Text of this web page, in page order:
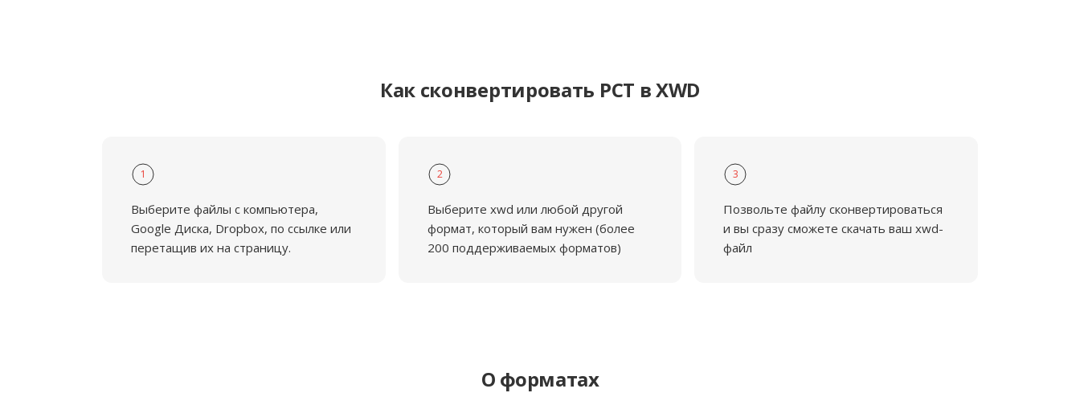
Как сконвертировать PCT в XWD
1
Выберите файлы с компьютера,
Google Диска, Dropbox, по ссылке или
перетащив их на страницу.
2
Выберите xwd или любой другой
формат, который вам нужен (более
200 поддерживаемых форматов)
3
Позвольте файлу сконвертироваться
и вы сразу сможете скачать ваш xwd-
файл
О форматах